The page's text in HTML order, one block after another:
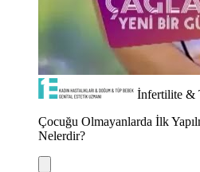
İnfertilite &
Çocuğu Olmayanlarda İlk
Nelerdir?